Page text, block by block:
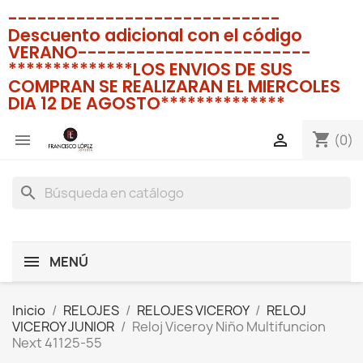
----------------------------
Descuento adicional con el código
VERANO------------------------
**************LOS ENVIOS DE SUS
COMPRAN SE REALIZARAN EL MIERCOLES
DIA 12 DE AGOSTO**************
 shopping_cart (0)

search
MENÚ
Inicio RELOJES RELOJES VICEROY
RELOJ
VICEROY JUNIOR
Reloj Viceroy Niño Multifuncion
Next 41125-55